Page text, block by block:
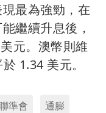
最為強勁，在
繼續升息後，
元。澳幣則維
1.34 美元。
準會 通膨